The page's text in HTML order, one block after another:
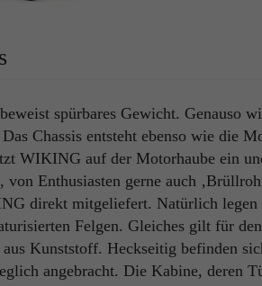
spürbares Gewicht. Genauso
Chassis entsteht ebenso wie die
WIKING auf der Motorhaube ein
von Enthusiasten gerne auch
direkt mitgeliefert. Natürlich legen
Felgen. Gleiches gilt für
Kunststoff. Heckseitig befinden
angebracht. Die Kabine, deren